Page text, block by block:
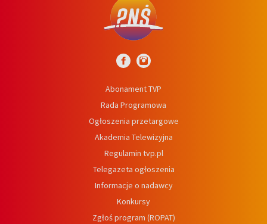
Abonament TVP
Rada Programowa
Ogłoszenia przetargowe
Akademia Telewizyjna
Regulamin tvp.pl
Telegazeta ogłoszenia
Informacje o nadawcy
Konkursy
Zgłoś program (ROPAT)